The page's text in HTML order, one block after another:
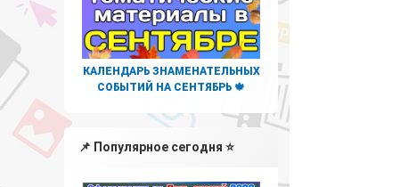
КАЛЕНДАРЬ ЗНАМЕНАТЕЛЬНЫХ
СОБЫТИЙ НА СЕНТЯБРЬ 🍁
📌 Популярное сегодня ⭐